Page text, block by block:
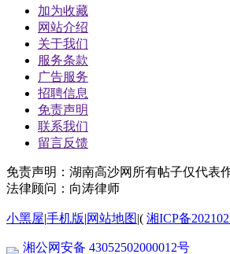
加为收藏
网站介绍
关于我们
服务条款
广告服务
招聘信息
免责声明
联系我们
留言反馈
免责声明：湖南高沙网所有帖子仅代表
法律顾问：向涛律师
小黑屋|手机版|网站地图|( 湘ICP备
湘公网安备 43052502000012号